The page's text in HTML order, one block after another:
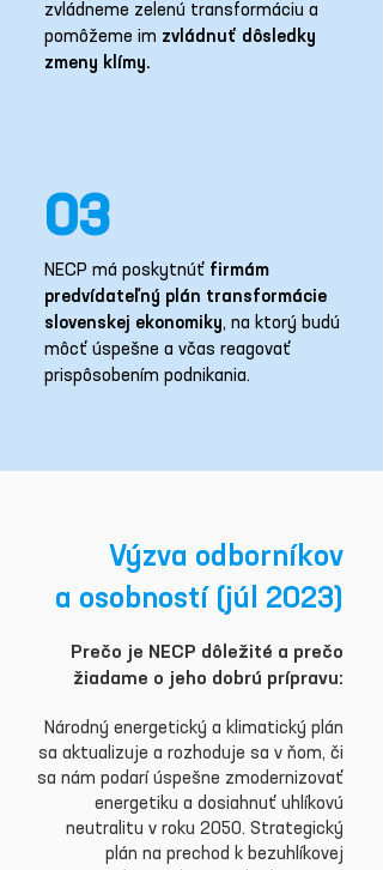
zvládneme zelenú transformáciu a
pomôžeme im zvládnuť dôsledky
zmeny klímy.
03
NECP má poskytnúť firmám
predvídateľný plán transformácie
slovenskej ekonomiky, na ktorý budú
môcť úspešne a včas reagovať
prispôsobením podnikania.
Výzva odborníkov
a osobností (júl 2023)
Prečo je NECP dôležité a prečo
žiadame o jeho dobrú prípravu:
Národný energetický a klimatický plán
sa aktualizuje a rozhoduje sa v ňom, či
sa nám podarí úspešne zmodernizovať
energetiku a dosiahnuť uhlíkovú
neutralitu v roku 2050. Strategický
plán na prechod k bezuhlíkovej